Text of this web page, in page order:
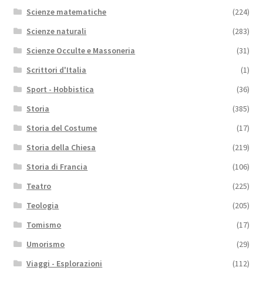
Scienze matematiche
(224)
Scienze naturali
(283)
Scienze Occulte e Massoneria
(31)
Scrittori d'Italia
(1)
Sport - Hobbistica
(36)
Storia
(385)
Storia del Costume
(17)
Storia della Chiesa
(219)
Storia di Francia
(106)
Teatro
(225)
Teologia
(205)
Tomismo
(17)
Umorismo
(29)
Viaggi - Esplorazioni
(112)